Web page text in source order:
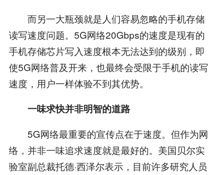
而另一大瓶颈就是人们容易忽略的手机存储
读写速度问题。5G网络20Gbps的速度是现有的
手机存储芯片写入速度根本无法达到的级别，即
使5G网络普及开来，也最终会受限于手机的读写
速度，用户一样体验不到其优势。
一味求快并非明智的道路
5G网络最重要的宣传点在于速度。但作为网
络，并非一味追求速度就是最好的。美国贝尔实
验室副总裁托德·西泽尔表示，目前许多研究人员